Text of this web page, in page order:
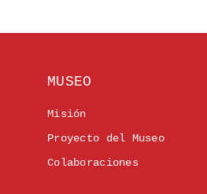
MUSEO
Misión
Proyecto del Museo
Colaboraciones